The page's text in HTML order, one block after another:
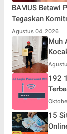
BAMUS Betawi
Tegaskan
Kondusif Jelang
Agustus 04, 2026
Muh
Jadi
192
15